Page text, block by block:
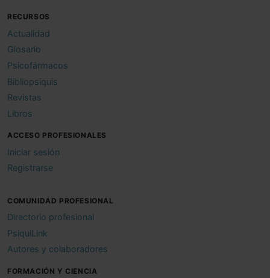
RECURSOS
Actualidad
Glosario
Psicofármacos
Bibliopsiquis
Revistas
Libros
ACCESO PROFESIONALES
Iniciar sesión
Registrarse
COMUNIDAD PROFESIONAL
Directorio profesional
PsiquiLink
Autores y colaboradores
FORMACIÓN Y CIENCIA